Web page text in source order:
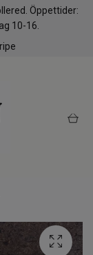
Öppettider:
10-16.